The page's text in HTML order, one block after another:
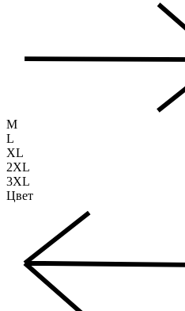
M
L
XL
2XL
3XL
Цвет